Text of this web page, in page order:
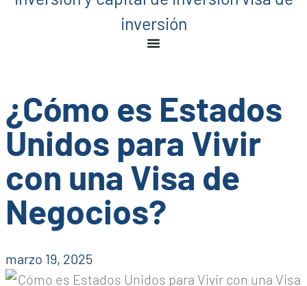
¿Cómo es Estados
Unidos para Vivir
con una Visa de
Negocios?
marzo 19, 2025